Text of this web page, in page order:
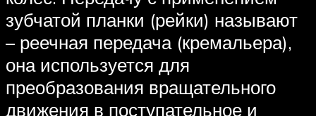
зубчатой планки (рейки) называют
– реечная передача (кремальера),
она используется для
преобразования вращательного
движения в поступательное и